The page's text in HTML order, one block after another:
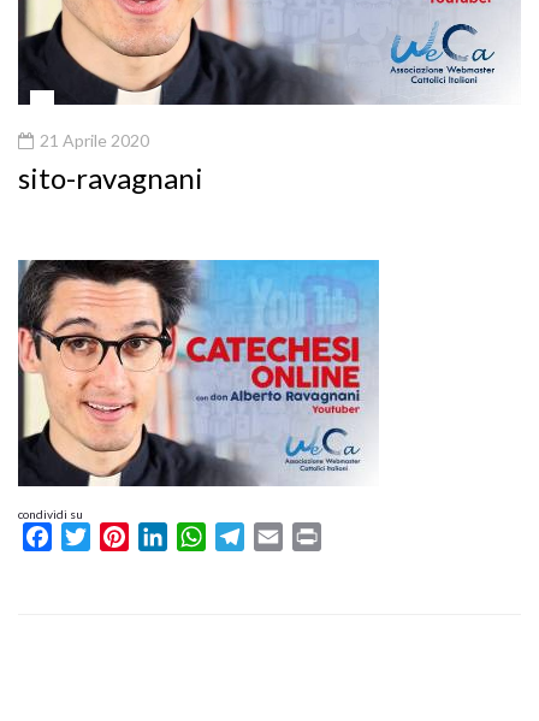
21 Aprile 2020
sito-ravagnani
condividi su
FacebookTwitterPinterestLinkedInWhatsAppTelegram
Email